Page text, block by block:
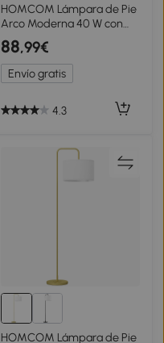
HOMCOM Lámpara de Pie
Arco Moderna 40 W con
Altura y Longitud Ajustable
con Interruptor de Pie 110-
115x35x170-180 cm Dorado
88,99€
Envío gratis
4.3
HOMCOM Lámpara de Pie